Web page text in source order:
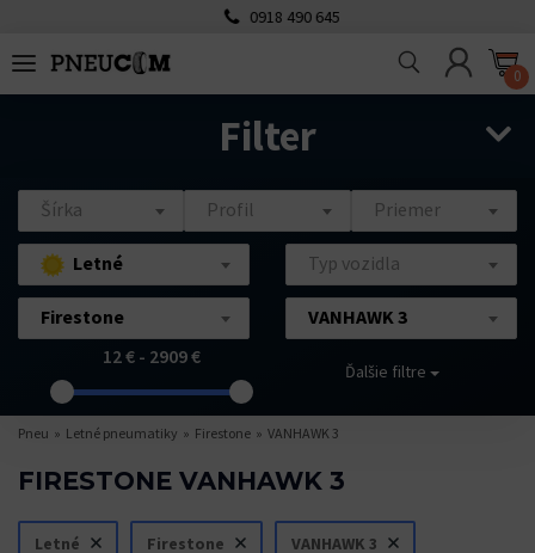
0918 490 645
0
Filter
Šírka Profil Priemer
Letné Typ vozidla
Firestone
VANHAWK 3
12 € - 2909 €
Ďalšie filtre
Pneu Letné pneumatiky Firestone VANHAWK 3
FIRESTONE VANHAWK 3
Letné Firestone VANHAWK 3